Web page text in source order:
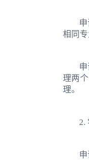
相同
理两
理。
2.